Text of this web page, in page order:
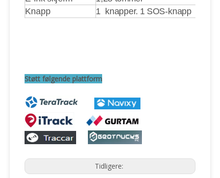
Knapp
1 knapper. 1 SOS-knapp
Støtt følgende plattform
Tidligere: